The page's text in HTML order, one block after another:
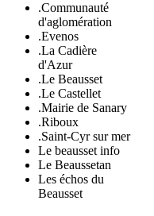
.Communauté
d'aglomération
.Evenos
.La Cadière
d'Azur
.Le Beausset
.Le Castellet
.Mairie de Sanary
.Riboux
.Saint-Cyr sur mer
Le beausset info
Le Beaussetan
Les échos du
Beausset